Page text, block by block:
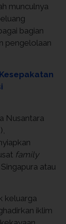
munculnya
bagian
pengelolaan
Nusantara
family
atau
keluarga
iklim